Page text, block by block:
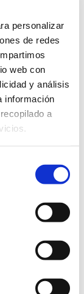
personalizar
de redes
web con
y análisis
información
a
y
de autor,
personal.
que el
que pararse y
y él mismo.